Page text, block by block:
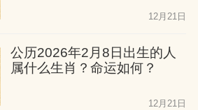
12月21日
公历2026年2月8日出生的人
属什么生肖？命运如何？
12月21日